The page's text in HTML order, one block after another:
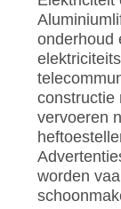
onderhoud
constructie
vervoeren
worden